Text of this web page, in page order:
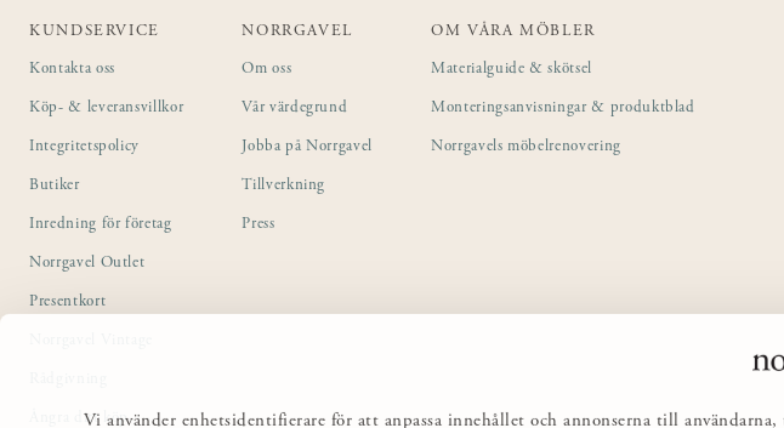
Vi använder enhetsidentifierare för att anpassa innehållet och annonserna till
KUNDSERVICE
Kontakta oss
Köp- & leveransvillkor
Integritetspolicy
Butiker
Inredning för företag
Norrgavel Outlet
Presentkort
Ångra ditt köp
NORRGAVEL
Om oss
Vår värdegrund
Jobba på Norrgavel
Tillverkning
Press
OM VÅRA MÖBLER
Materialguide & skötsel
Monteringsanvisningar & produktblad
Norrgavels möbelrenovering